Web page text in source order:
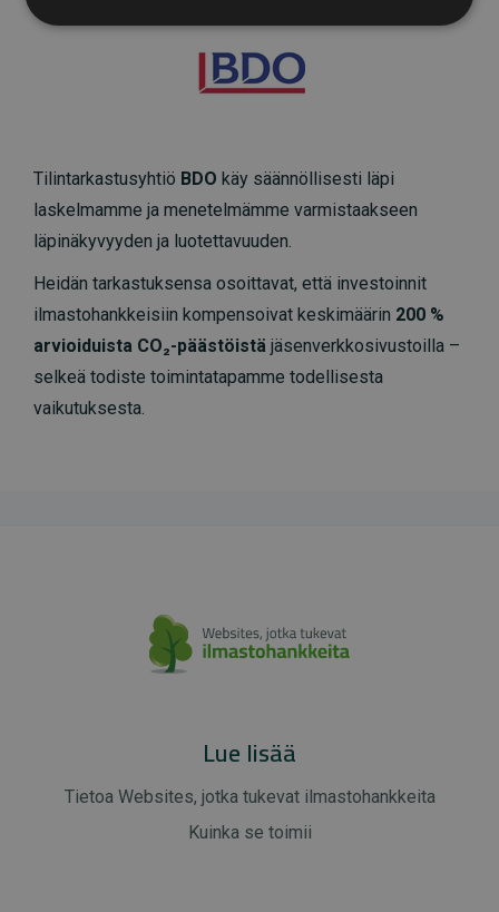
Tilintarkastusyhtiö BDO käy säännöllisesti läpi
laskelmamme ja menetelmämme varmistaakseen
läpinäkyvyyden ja luotettavuuden.
Heidän tarkastuksensa osoittavat, että investoinnit
ilmastohankkeisiin kompensoivat keskimäärin 200 %
arvioiduista CO₂-päästöistä jäsenverkkosivustoilla –
selkeä todiste toimintatapamme todellisesta
vaikutuksesta.
Lue lisää
Tietoa Websites, jotka tukevat ilmastohankkeita
Kuinka se toimii